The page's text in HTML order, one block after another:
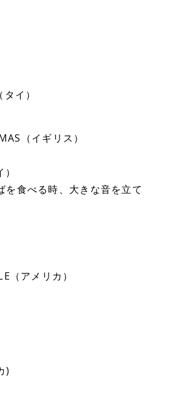
イ）
（イギリス）
食べる時、大きな音を立て
（アメリカ）
)